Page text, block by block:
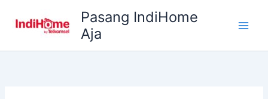
Pasang IndiHome
Aja